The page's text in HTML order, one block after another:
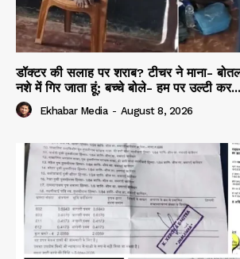
डॉक्टर की सलाह पर शराब? टीचर ने माना-
नशे में गिर जाता हूं; बच्चे बोले- हम पर उल्टी कर...
Ekhabar Media - August 8, 2026